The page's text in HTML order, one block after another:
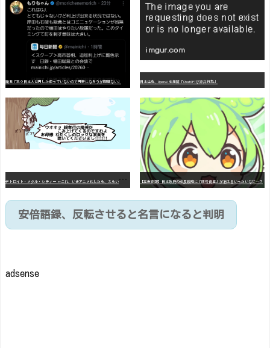
識者「我々日本人は円しか使っていないので円安になろうが問題ない」 日本生命、OpenAIを提訴「ChatGPTが非弁行為」
デ
トロイト・メタル・シティー ⇐これ、いまアニメ化したら、えらいことになってたよな？ 【高市悲報】日本政府の成長戦略に「暗号資産」が消えるいったいなぜ…？
安倍語録、反転させると名言になると判明
adsense